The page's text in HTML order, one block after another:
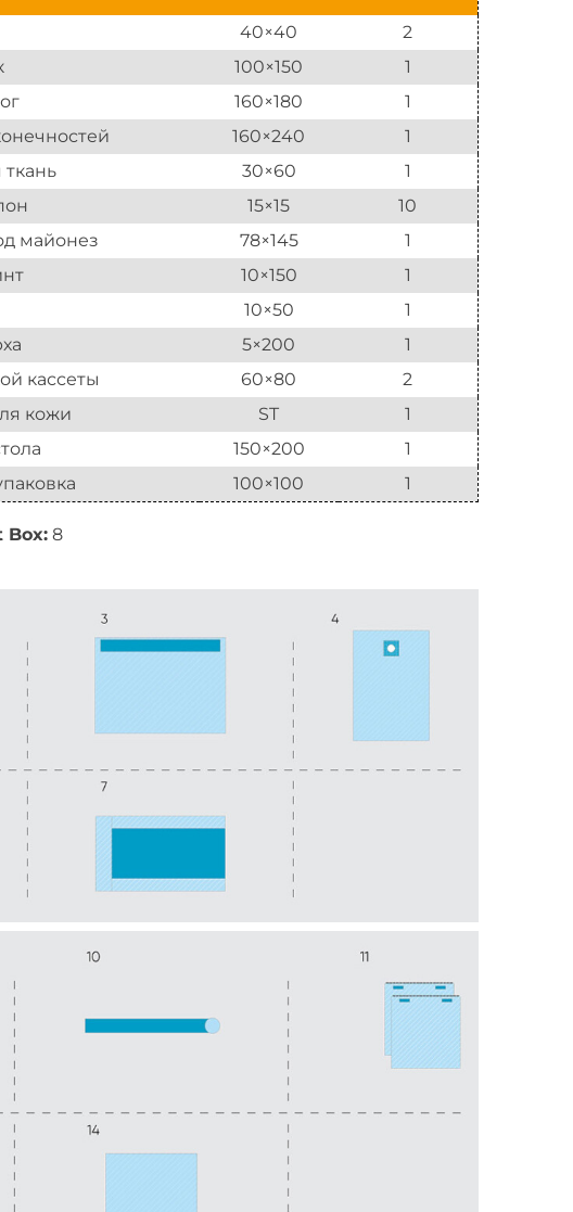
40×40
2
100×150
1
160×180
1
160×240
1
30×60
1
15×15
10
майонез 78×145
1
10×150
1
10×50
1
5×200
1
кассеты 60×80
2
кожи ST
1
150×200
1
100×100 1
Box:8